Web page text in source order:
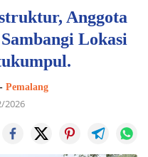
Anggota
Lokasi
- Pemalang
2026